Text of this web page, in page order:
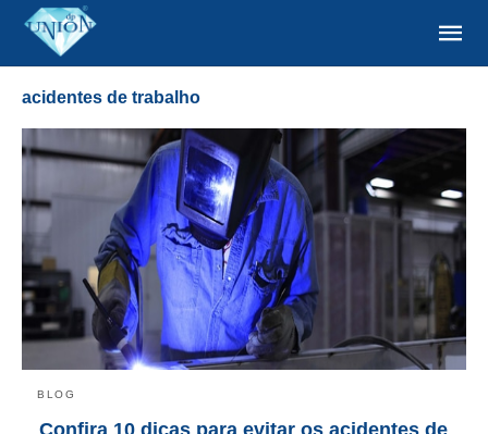
acidentes de trabalho
BLOG
Confira 10 dicas para evitar os acidentes de